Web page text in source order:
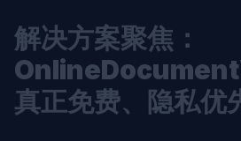
解决方案聚焦：
真正免费、隐私优